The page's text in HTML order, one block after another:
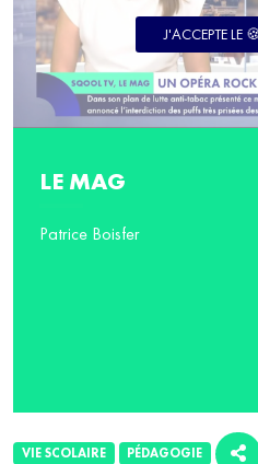
J'ACCEPTE LE
VIE SCOLAIRE PÉDAGOGIE
LE MAG
Patrice Boisfer